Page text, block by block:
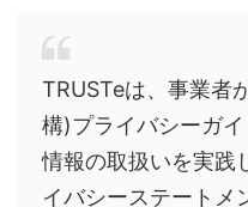
TRUSTeは、事業者
構)プライバシーガ
情報の取扱いを実践
イバシーステートメ